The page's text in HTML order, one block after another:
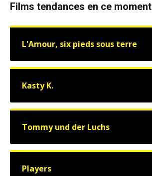
Films tendances en ce moment
L'Amour, six pieds sous terre
Kasty K.
Tommy und der Luchs
Players